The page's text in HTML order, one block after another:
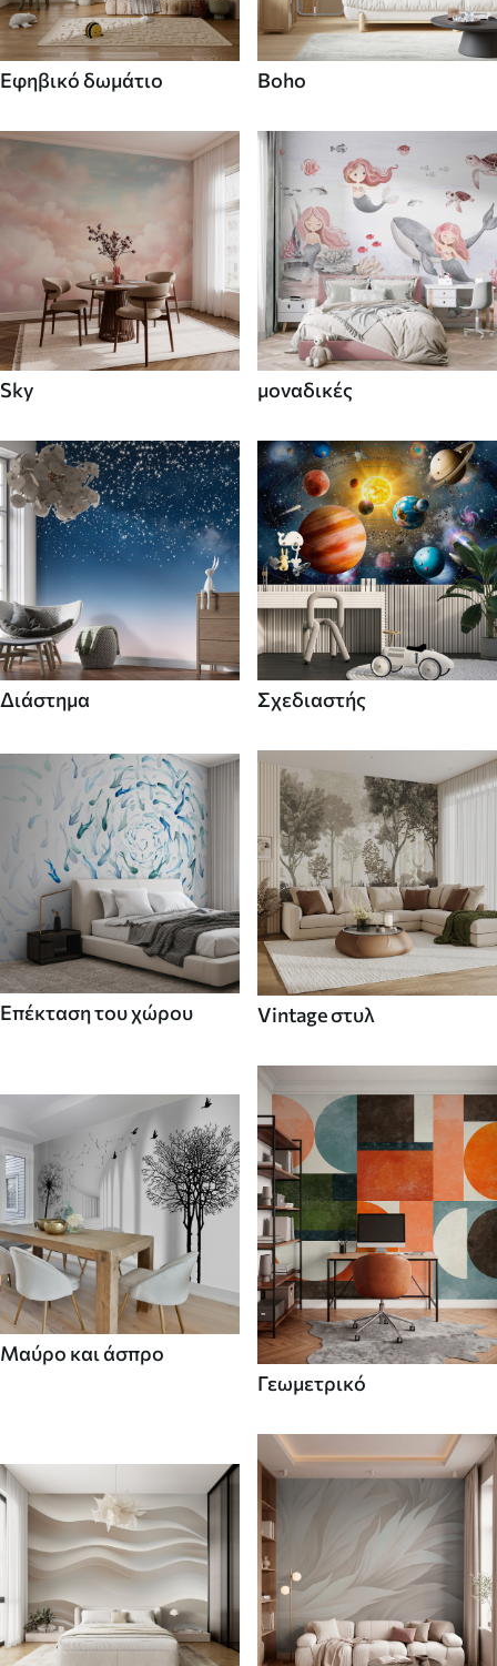
Εφηβικό δωμάτιο Boho
Sky μοναδικές
Διάστημα Σχεδιαστής
Επέκταση του χώρου Vintage στυλ
Μαύρο και άσπρο
Γεωμετρικό